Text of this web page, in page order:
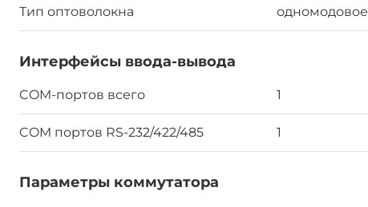
Тип оптоволокна одномодовое
Интерфейсы ввода-вывода
COM-портов всего 1
COM портов RS-232/422/485 1
Параметры коммутатора